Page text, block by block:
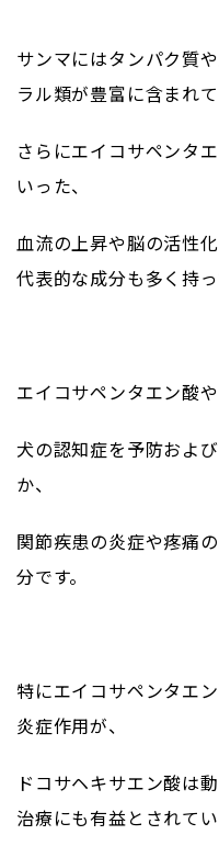
サンマにはタンパク質
ラル類が豊富に含まれて
さらにエイコサペンタ
いった、
血流の上昇や脳の活性
代表的な成分も多く持っ
エイコサペンタエン酸
犬の認知症を予防およ
か、
関節疾患の炎症や疼痛
分です。
特にエイコサペンタエ
炎症作用が、
ドコサヘキサエン酸は
治療にも有益とされてい